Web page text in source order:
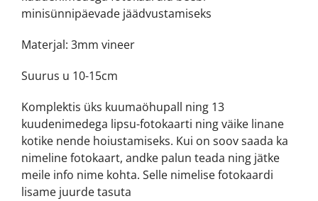
minisünnipäevade jäädvustamiseks
Materjal: 3mm vineer
Suurus u 10-15cm
Komplektis üks kuumaöhupall ning 13
kuudenimedega lipsu-fotokaarti ning väike linane
kotike nende hoiustamiseks. Kui on soov saada ka
nimeline fotokaart, andke palun teada ning jätke
meile info nime kohta. Selle nimelise fotokaardi
lisame juurde tasuta